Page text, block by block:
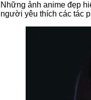
Những ảnh anime đẹp
người yêu thích các tác